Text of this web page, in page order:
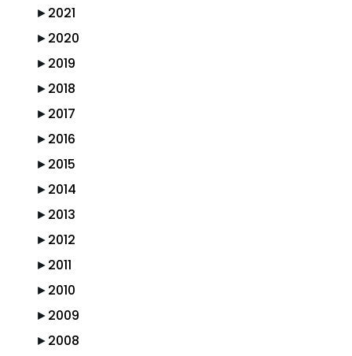
►2021
►2020
►2019
►2018
►2017
►2016
►2015
►2014
►2013
►2012
►2011
►2010
►2009
►2008